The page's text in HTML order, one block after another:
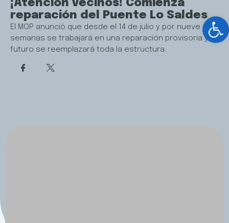
¡Atención vecinos! Comienza
reparación del Puente Lo Saldes
El MOP anunció que desde el 14 de julio y por nueve
semanas se trabajará en una reparación provisoria y a
futuro se reemplazará toda la estructura.